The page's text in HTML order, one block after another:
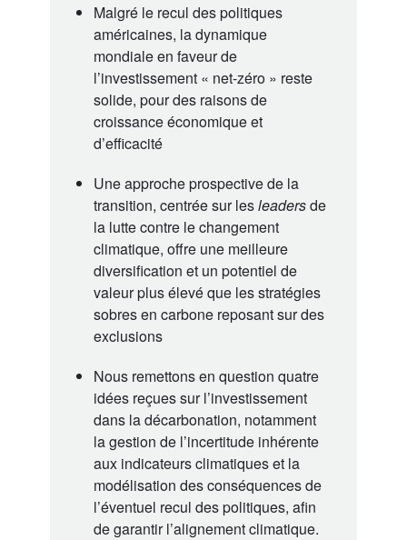
Malgré le recul des politiques
américaines, la dynamique
mondiale en faveur de
l’investissement « net-zéro » reste
solide, pour des raisons de
croissance économique et
d’efficacité
Une approche prospective de la
transition, centrée sur lesleadersde
la lutte contre le changement
climatique, offre une meilleure
diversification et un potentiel de
valeur plus élevé que les stratégies
sobres en carbone reposant sur des
exclusions
Nous remettons en question quatre
idées reçues sur l’investissement
dans la décarbonation, notamment
la gestion de l’incertitude inhérente
aux indicateurs climatiques et la
modélisation des conséquences de
l’éventuel recul des politiques, afin
de garantir l’alignement climatique.